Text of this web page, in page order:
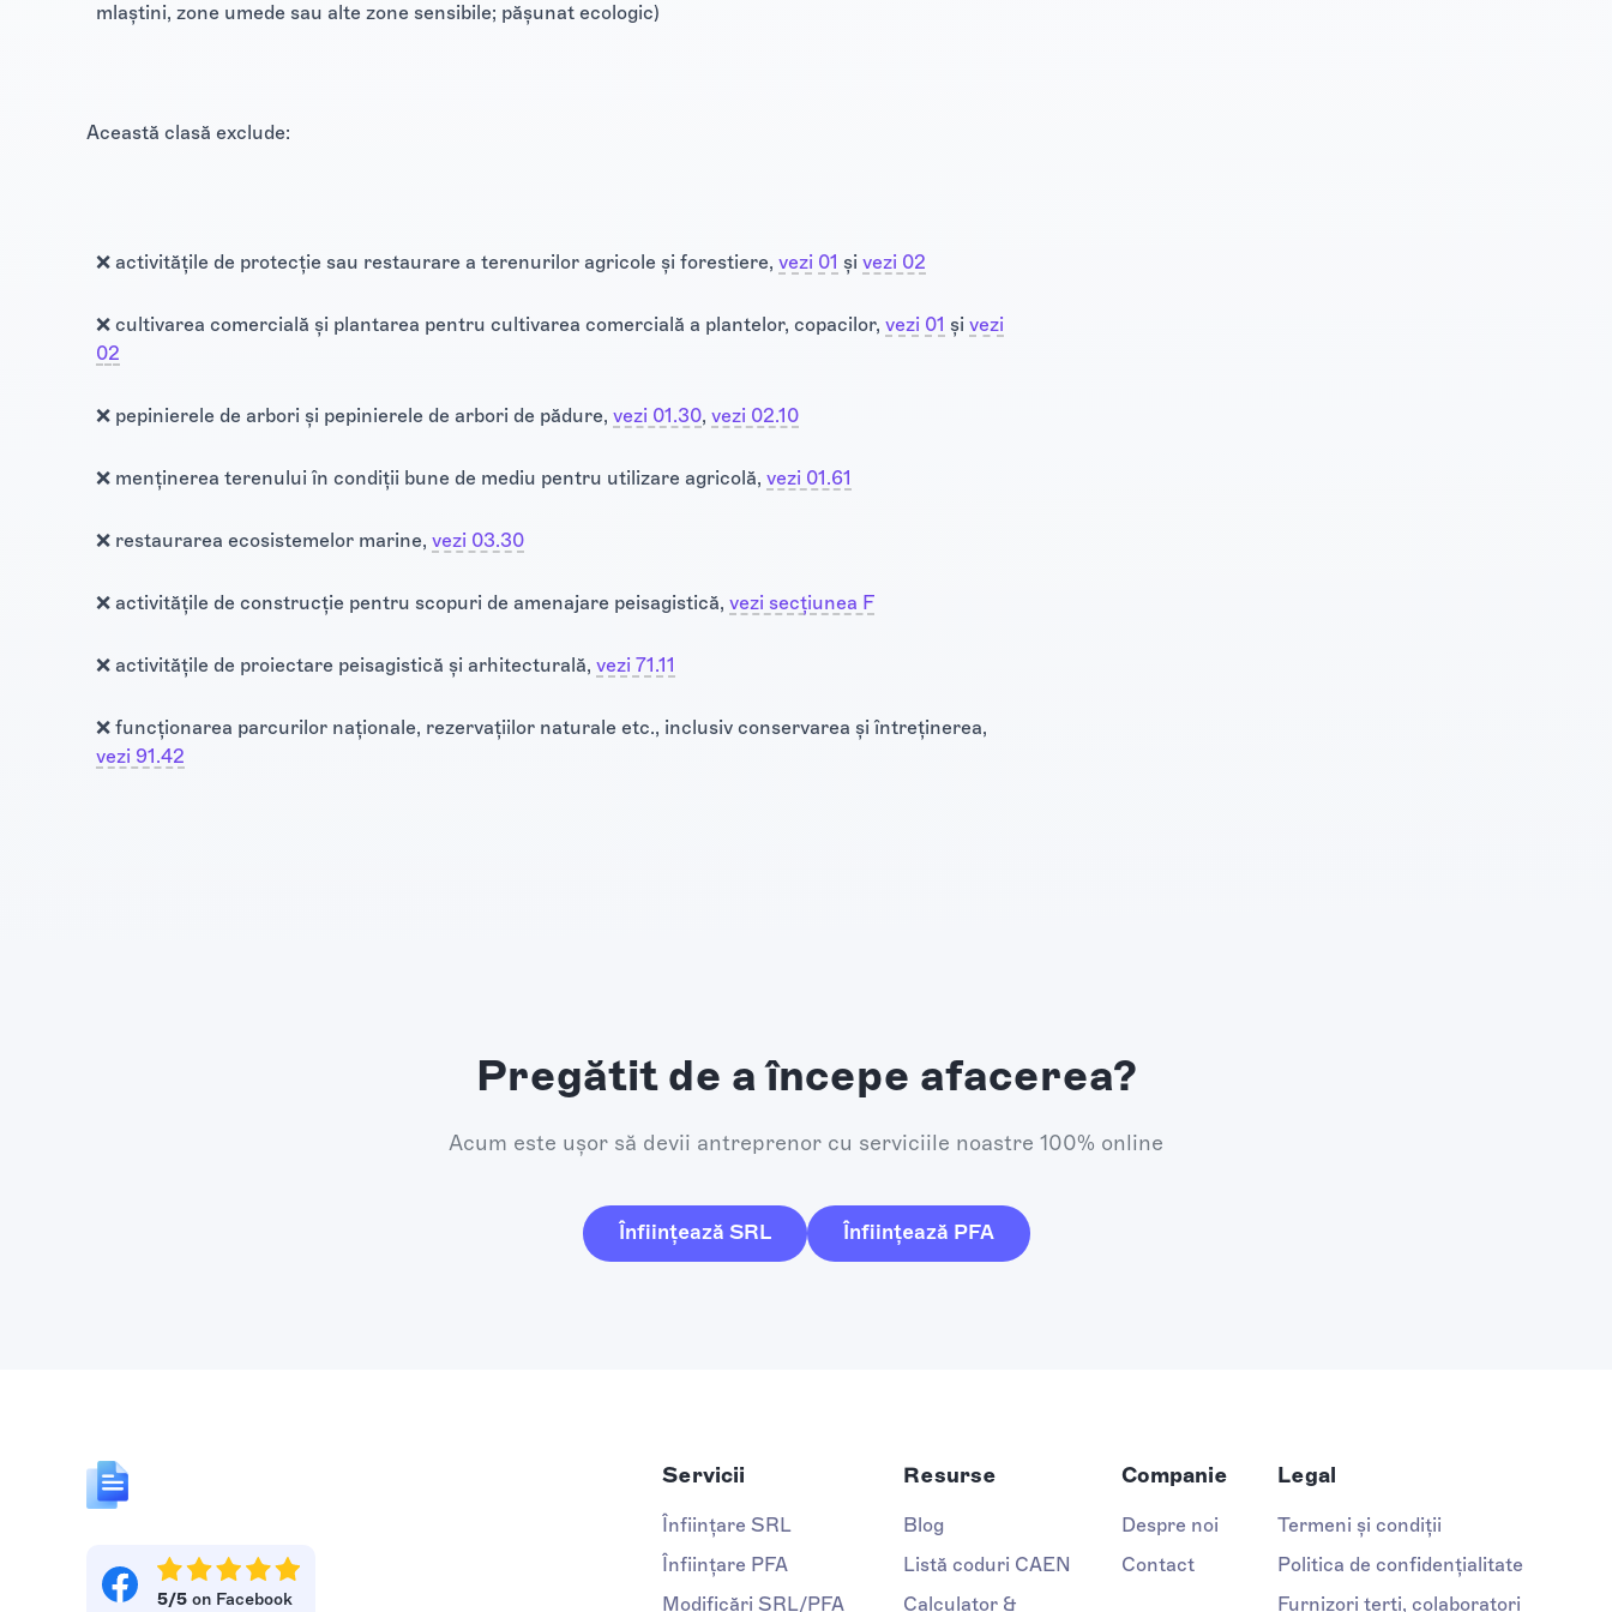
mlaștini, zone umede sau alte zone sensibile; pășunat ecologic)
Această clasă exclude:
❌ activitățile de protecție sau restaurare a terenurilor agricole și forestiere, vezi 01 ​‍‌‍‌‍​ și vezi 02
❌ cultivarea comercială și plantarea pentru cultivarea comercială a plantelor, copacilor, vezi 01 ​‍‌‍‌‍​ și vezi
02
❌ pepinierele de arbori și pepinierele de arbori de pădure, vezi 01.30​‍‌‍‌‍​, vezi 02.10
❌ menținerea terenului în condiții bune de mediu pentru utilizare agricolă, vezi 01.61
❌ restaurarea ecosistemelor marine, vezi 03.30
❌ activitățile de construcție pentru scopuri de amenajare peisagistică, vezi secțiunea F
❌ activitățile de proiectare peisagistică și arhitecturală, vezi 71.11
❌ funcționarea parcurilor naționale, rezervațiilor naturale etc., inclusiv conservarea și întreținerea,
vezi 91.42
Pregătit de a începe afacerea?
Acum este ușor să devii antreprenor cu serviciile noastre 100% online
Înființează SRL Înființează PFA
5/5 on Facebook
Servicii
Înființare SRL
Înființare PFA
Modificări SRL/PFA
Resurse
Blog
Listă coduri CAEN
Calculator &
Companie
Despre noi
Contact
Legal
Termeni și condiții
Politica de confidențialitate
Furnizori terți, colaboratori